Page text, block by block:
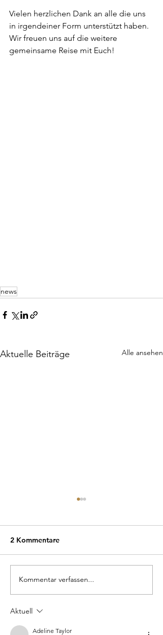
Vielen herzlichen Dank an alle die uns
in irgendeiner Form unterstützt haben.
Wir freuen uns auf die weitere
gemeinsame Reise mit Euch!
news
Aktuelle Beiträge Alle ansehen
Mitten im Wald – und
doch wie Zuhause.
2 Kommentare
Kommentar verfassen...
Aktuell
Adeline Taylor